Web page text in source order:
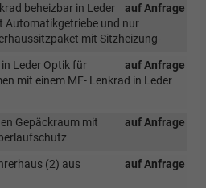
auf Anfrage
beheizbar in Leder
Automatikgetriebe und nur
mit Sitzheizung-
auf Anfrage
Leder Optik für
mit einem MF- Lenkrad in Leder
auf Anfrage
Gepäckraum mit
auf Anfrage
(2) aus